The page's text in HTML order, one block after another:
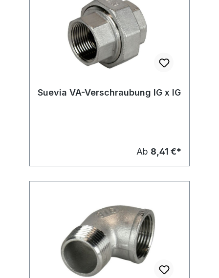
Suevia VA-Verschraubung IG x IG
Ab 8,41 €*